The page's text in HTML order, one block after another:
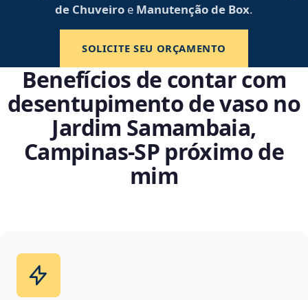
de Chuveiro e Manutenção de Box.
SOLICITE SEU ORÇAMENTO
Benefícios de contar com
desentupimento de vaso no
Jardim Samambaia,
Campinas‑SP próximo de
mim